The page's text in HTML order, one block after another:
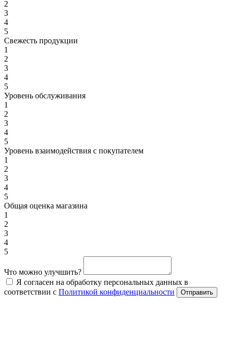
2
3
4
5
Свежесть продукции
1
2
3
4
5
Уровень обслуживания
1
2
3
4
5
Уровень взаимодействия с покупателем
1
2
3
4
5
Общая оценка магазина
1
2
3
4
5
Что можно улучшить?
Я согласен на обработку персональных данных в
соответствии с Политикой конфиденциальности Отправить